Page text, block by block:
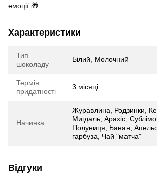
емоції 🎁
Характеристики
Тип
шоколаду
Білий, Молочний
Термін
придатності
3 місяці
Начинка
Журавлина, Родзинки,
Мигдаль, Арахіс,
Полуниця, Банан,
гарбуза, Чай "матча"
Відгуки